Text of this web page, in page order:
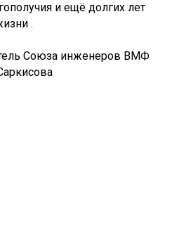
и ещё долгих лет
.
Союза инженеров ВМФ